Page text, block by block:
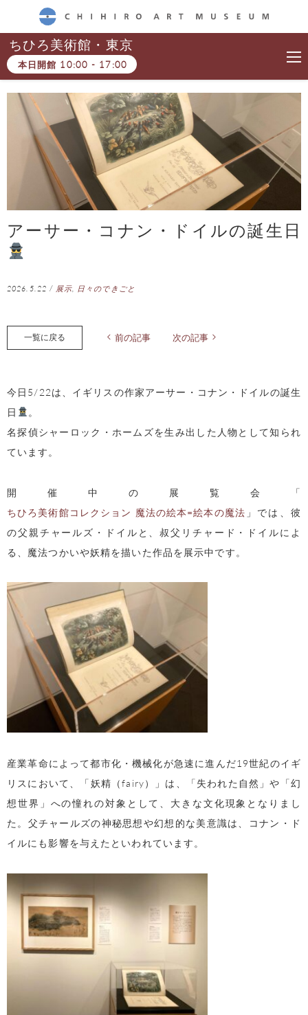
CHIHIRO ART MUSEUM
ちひろ美術館・東京
本日開館 10:00 - 17:00
アーサー・コナン・ドイルの誕生日
2026.5.22 / 展示, 日々のできごと
一覧に戻る 前の記事 次の記事
今日5/22は、イギリスの作家アーサー・コナン・ドイルの誕生
日
。
名探偵シャーロック・ホームズを生み出した人物として知られ
ています。
開催中の展覧会「
ちひろ美術館コレクション 魔法の絵本=絵本の魔法 」では、彼
の父親チャールズ・ドイルと、叔父リチャード・ドイルによ
る、魔法つかいや妖精を描いた作品を展示中です。
産業革命によって都市化・機械化が急速に進んだ19世紀のイギ
リスにおいて、「妖精（fairy）」は、「失われた自然」や「幻
想世界」への憧れの対象として、大きな文化現象となりまし
た。父チャールズの神秘思想や幻想的な美意識は、コナン・ド
イルにも影響を与えたといわれています。